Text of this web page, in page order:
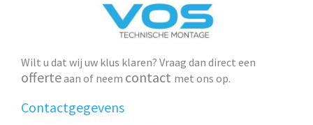
Wilt u dat wij uw klus klaren? Vraag dan direct een
offerteaan of neem contact met ons op.
Contactgegevens